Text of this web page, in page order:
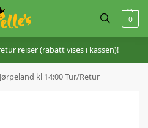
0
reiser (rabatt vises i kassen)!
kl 14:00 Tur/Retur